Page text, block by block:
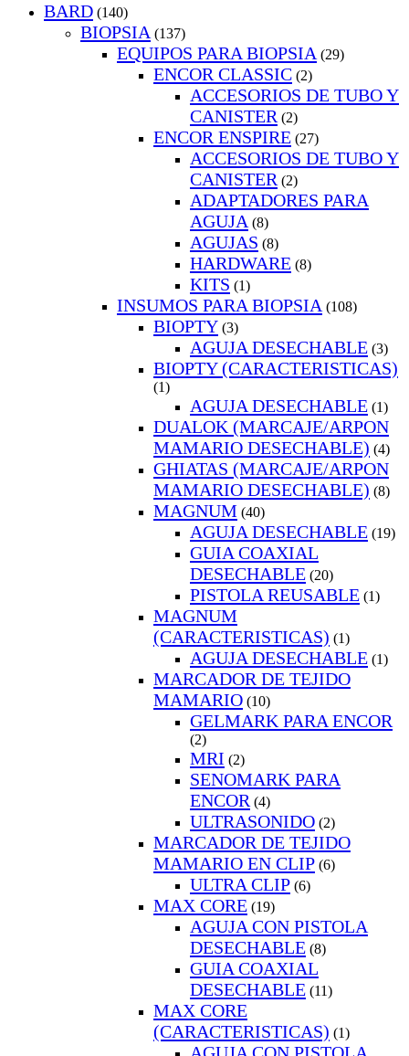
BARD (140)
BIOPSIA (137)
EQUIPOS PARA BIOPSIA (29)
ENCOR CLASSIC (2)
ACCESORIOS DE TUBO Y
CANISTER (2)
ENCOR ENSPIRE (27)
ACCESORIOS DE TUBO Y
CANISTER (2)
ADAPTADORES PARA
AGUJA (8)
AGUJAS (8)
HARDWARE (8)
KITS (1)
INSUMOS PARA BIOPSIA (108)
BIOPTY (3)
AGUJA DESECHABLE (3)
BIOPTY (CARACTERISTICAS)
(1)
AGUJA DESECHABLE (1)
DUALOK (MARCAJE/ARPON
MAMARIO DESECHABLE) (4)
GHIATAS (MARCAJE/ARPON
MAMARIO DESECHABLE) (8)
MAGNUM (40)
AGUJA DESECHABLE (19)
GUIA COAXIAL
DESECHABLE (20)
PISTOLA REUSABLE (1)
MAGNUM
(CARACTERISTICAS) (1)
AGUJA DESECHABLE (1)
MARCADOR DE TEJIDO
MAMARIO (10)
GELMARK PARA ENCOR
(2)
MRI (2)
SENOMARK PARA
ENCOR (4)
ULTRASONIDO (2)
MARCADOR DE TEJIDO
MAMARIO EN CLIP (6)
ULTRA CLIP (6)
MAX CORE (19)
AGUJA CON PISTOLA
DESECHABLE (8)
GUIA COAXIAL
DESECHABLE (11)
MAX CORE
(CARACTERISTICAS) (1)